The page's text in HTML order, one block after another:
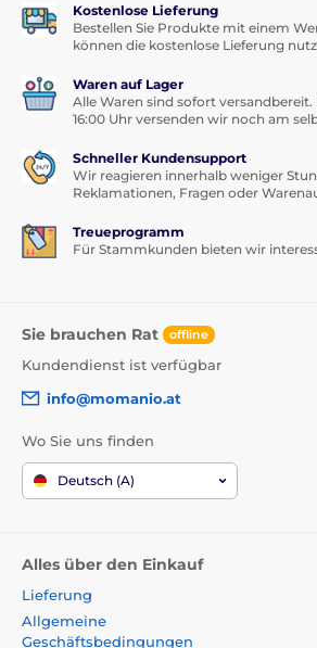
Kostenlose Lieferung
Bestellen Sie Produkte mit einem
können die kostenlose Lieferung
Waren auf Lager
Alle Waren sind sofort versandbereit.
16:00 Uhr versenden wir noch am
Schneller Kundensupport
Wir reagieren innerhalb weniger
Reklamationen, Fragen oder
Treueprogramm
Für Stammkunden bieten wir
Sie brauchen Rat offline
Kundendienst ist verfügbar
info@momanio.at
Wo Sie uns finden
Deutsch (A)
Alles über den Einkauf
Lieferung
Allgemeine
Geschäftsbedingungen